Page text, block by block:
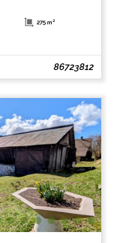
275 m²
86723812